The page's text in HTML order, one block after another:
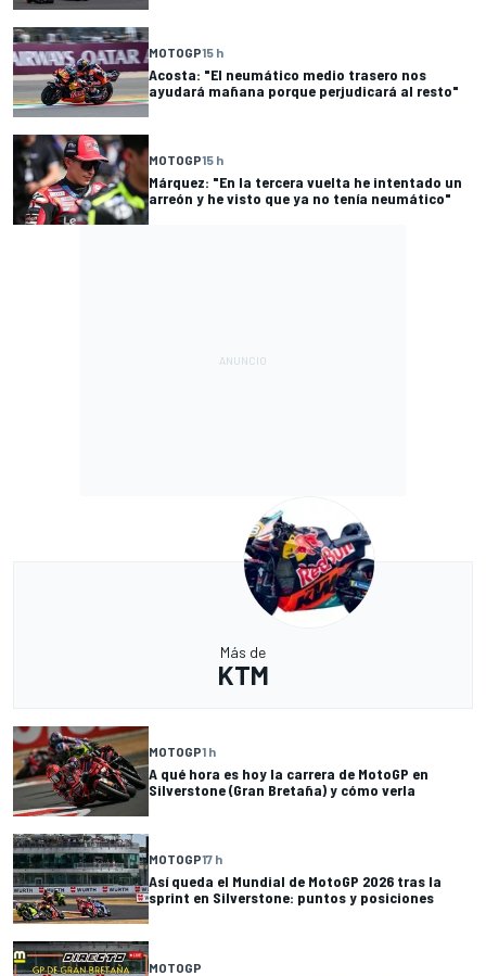
MOTOGP15 h
Acosta: "El neumático medio trasero nos
ayudará mañana porque perjudicará al resto"
MOTOGP15 h
Márquez: "En la tercera vuelta he intentado un
arreón y he visto que ya no tenía neumático"
Más de
KTM
MOTOGP1 h
A qué hora es hoy la carrera de MotoGP en
Silverstone (Gran Bretaña) y cómo verla
MOTOGP17 h
Así queda el Mundial de MotoGP 2026 tras la
sprint en Silverstone: puntos y posiciones
MOTOGP